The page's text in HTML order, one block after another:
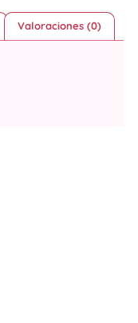
Valoraciones (0)